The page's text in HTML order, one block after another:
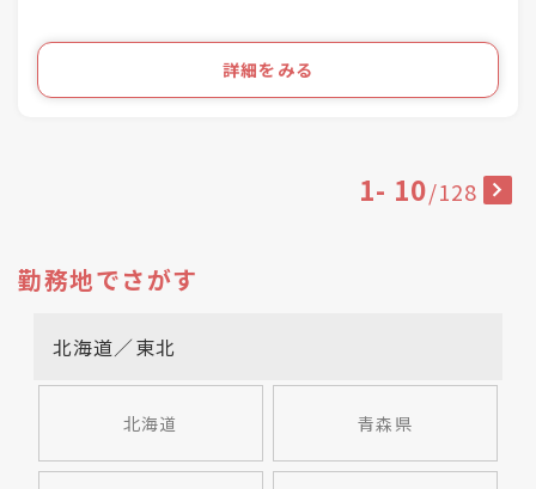
「成人式サロンKiRARA（振袖専門）」 4店舗
「きものの相談窓口MATSUYA」1店舗
ライフスタイルの多様化を実現するのが私たちの
詳細をみる
1- 10/128
勤務地でさがす
北海道／東北
北海道 青森県